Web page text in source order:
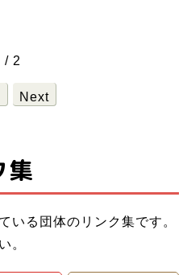
/ 2
Next
集
いる団体のリンク集です。
。
理教室
んのお
ろう！
ども食
フェランチ（軽
堂＆プ
による
ッス